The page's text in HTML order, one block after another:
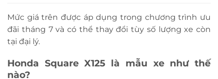
Mức giá trên được áp dụng trong chương trình ưu
đãi tháng 7 và có thể thay đổi tùy số lượng xe còn
tại đại lý.
Honda Square X125 là mẫu xe như thế
nào?